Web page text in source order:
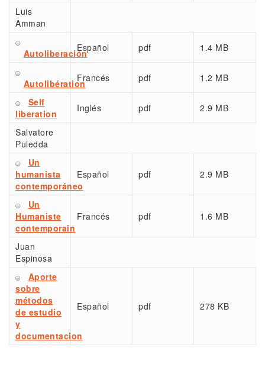
Luis
Amman
AutoliberaciónEspañol pdf 1.4 MB
AutolibérationFrancés pdf 1.2 MB
Self
liberation
Inglés pdf 2.9 MB
Salvatore
Puledda
Un
humanista
contemporáneo
Español pdf 2.9 MB
Un
Humaniste
contemporain
Francés pdf 1.6 MB
Juan
Espinosa
Aporte
sobre
métodos
de estudio
y
documentacion
Español pdf 278 KB